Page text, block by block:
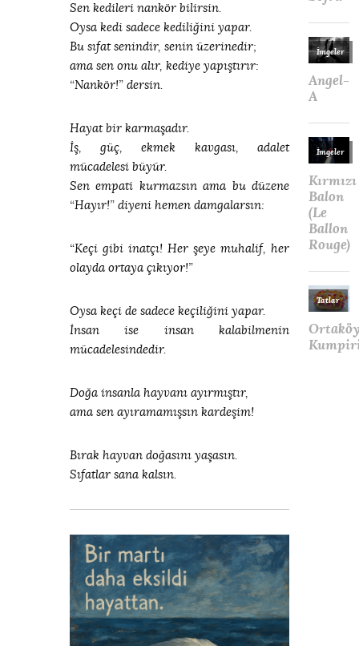
Sen kedileri nankör bilirsin.
Oysa kedi sadece kediliğini yapar.
Bu sıfat senindir, senin üzerinedir;
ama sen onu alır, kediye yapıştırır:
“Nankör!” dersin.
Hayat bir karmaşadır.
İş, güç, ekmek kavgası, adalet
mücadelesi büyür.
Sen empati kurmazsın ama bu düzene
“Hayır!” diyeni hemen damgalarsın:
“Keçi gibi inatçı! Her şeye muhalif, her
olayda ortaya çıkıyor!”
Oysa keçi de sadece keçiliğini yapar.
İnsan ise insan kalabilmenin
mücadelesindedir.
Doğa insanla hayvanı ayırmıştır,
ama sen ayıramamışsın kardeşim!
Bırak hayvan doğasını yaşasın.
Sıfatlar sana kalsın.